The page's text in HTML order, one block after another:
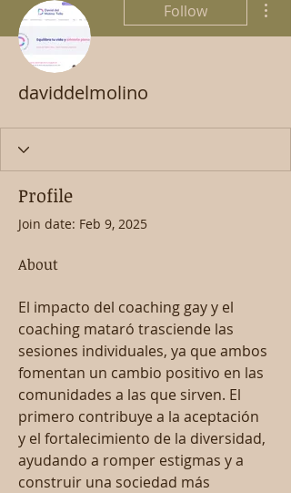
Follow
daviddelmolino
Profile
Join date: Feb 9, 2025
About
El impacto del coaching gay y el
coaching mataró trasciende las
sesiones individuales, ya que ambos
fomentan un cambio positivo en las
comunidades a las que sirven. El
primero contribuye a la aceptación
y el fortalecimiento de la diversidad,
ayudando a romper estigmas y a
construir una sociedad más